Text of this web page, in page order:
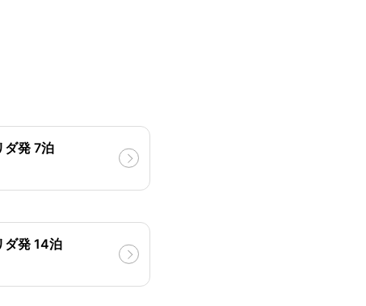
ダ発 7泊
ダ発 14泊